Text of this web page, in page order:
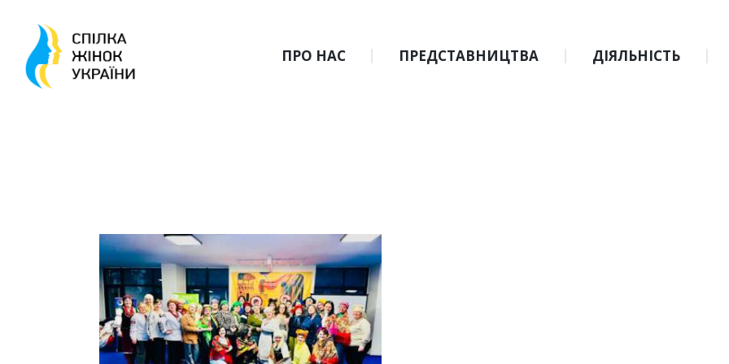
ПРО НАС ПРЕДСТАВНИЦТВА ДІЯЛЬНІСТЬ